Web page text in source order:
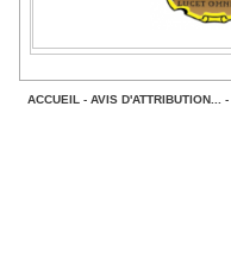
ACCUEIL - AVIS D'ATTRIBUTION... -